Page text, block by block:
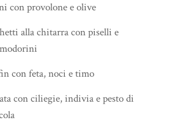
con provolone e olive
alla chitarra con piselli e
con feta, noci e timo
con ciliegie, indivia e pesto di